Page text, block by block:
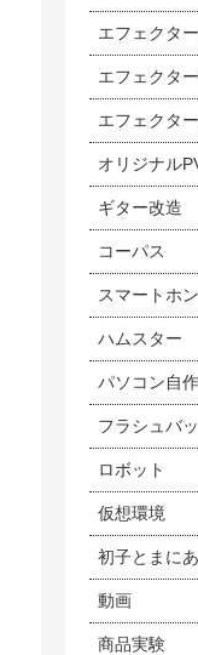
エフェクタ
エフェクタ
エフェクタ
オリジナル
ギター改造
コーパス
スマートホン
ハムスター
パソコン自作
フラシュバ
ロボット
仮想環境
初子とまに
動画
商品実験